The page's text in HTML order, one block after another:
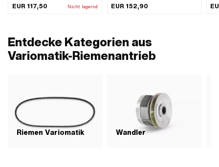
Gewicht Standardgewichte: 6 g · Ø
Gewichte: 16 mm · Länge Gewichte:
EUR 117,50 Nicht lagernd
13 mm
EUR 152,90
Entdecke Kategorien aus
Variomatik-Riemenantrieb
Riemen Variomatik Wandler